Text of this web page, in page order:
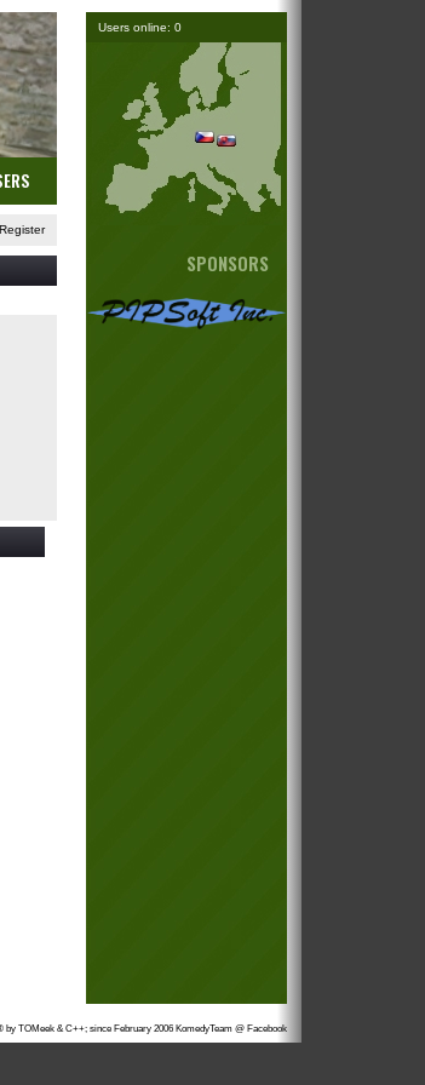
Register
Users online: 0
SPONSORS
by TOMeek & C++; since February 2006 KomedyTeam @ Facebook